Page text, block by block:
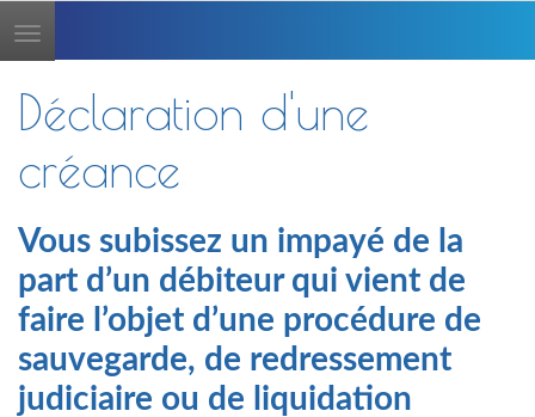
Toggle
navigation
Déclaration d'une
créance
Vous subissez un impayé de la
part d’un débiteur qui vient de
faire l’objet d’une procédure de
sauvegarde, de redressement
judiciaire ou de liquidation